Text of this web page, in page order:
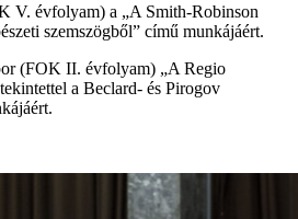
V. évfolyam) a „A Smith-Robinson
szemszögből” című munkájáért.
(FOK II. évfolyam) „A Regio
a Beclard- és Pirogov